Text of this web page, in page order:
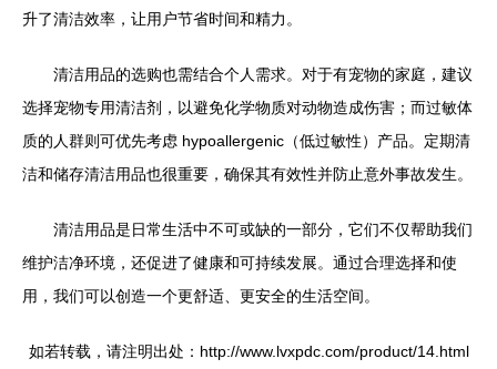
升了清洁效率，让用户节省时间和精力。
清洁用品的选购也需结合个人需求。对于有宠物的家庭，建议
选择宠物专用清洁剂，以避免化学物质对动物造成伤害；而过敏体
质的人群则可优先考虑 hypoallergenic（低过敏性）产品。定期清
洁和储存清洁用品也很重要，确保其有效性并防止意外事故发生。
清洁用品是日常生活中不可或缺的一部分，它们不仅帮助我们
维护洁净环境，还促进了健康和可持续发展。通过合理选择和使
用，我们可以创造一个更舒适、更安全的生活空间。
如若转载，请注明出处：http://www.lvxpdc.com/product/14.html